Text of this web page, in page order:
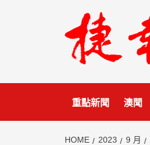
重點新聞 澳聞
HOME 2023 9 月